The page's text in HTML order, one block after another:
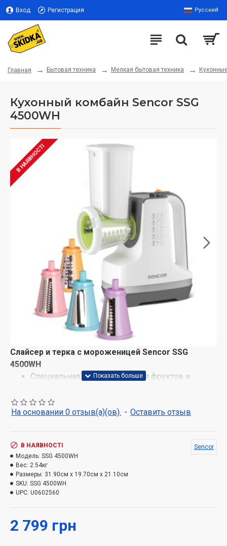
Вход Регистрация Русский
Главная Бытовая техника Мелкая бытовая техника
Кухонный комбайн Sencor SSG
4500WH
В НАЯВНОСТІ
Слайсер и терка с мороженицей Sencor SSG
4500WH
Специальная резка и терка для фруктов и
Имеет 5 сменных насадок для идеальных
результатов
Терка для волнистых ломтиков , подходит для
нарезки овощей и фруктов в качестве гарнира к
различным блюдам.
На крупной терке можно натереть овощи для
салатов.
Мороженица, насадка для быстрого и простого
На основании 0 отзыв(а)(ов). - Оставить отзыв
2 799 грн
В НАЯВНОСТІ
Модель: SSG 4500WH
Вес: 2.54кг
Размеры: 31.90см x 19.70см x 21.10см
SKU: SSG 4500WH
UPC: U0602560
Sencor